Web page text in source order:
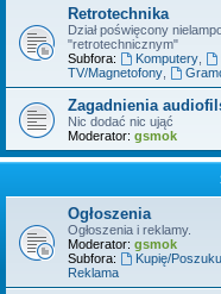
Retrotechnika
Dział poświęcony
"retrotechnicznym"
Subfora:
Komputery,
TV/Magnetofony
Zagadnienia
Nic dodać nic ująć
Moderator: gsmok
Ogłoszenia
Ogłoszenia i reklamy.
Moderator: gsmok
Subfora:
Kupię/
Reklama